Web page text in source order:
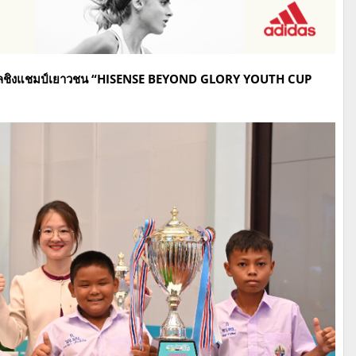
ชิงแชมป์เยาวชน“HISENSE BEYOND GLORY YOUTH CUP